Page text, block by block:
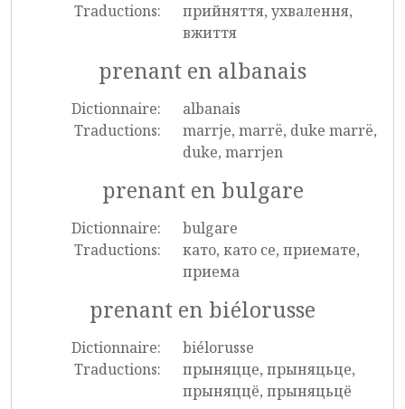
Traductions:
прийняття, ухвалення,
вжиття
prenant en albanais
Dictionnaire:
albanais
Traductions:
marrje, marrë, duke marrë,
duke, marrjen
prenant en bulgare
Dictionnaire:
bulgare
Traductions:
като, като се, приемате,
приема
prenant en biélorusse
Dictionnaire:
biélorusse
Traductions:
прыняцце, прыняцьце,
прыняццё, прыняцьцё